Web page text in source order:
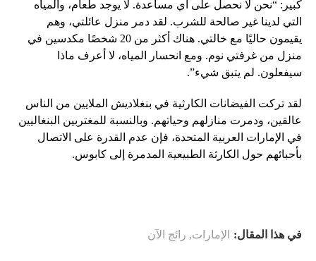
كبير: “نحن لا نحصل على أي مساعدة. لا يوجد طعام، والمياه
التي لدينا غير صالحة للشرب. لقد دمر منزل عائلتي، وهم
يقيمون حاليًا مع خالتي. هناك أكثر من 20 شخصًا مكدسين في
منزل من غرفتي نوم. ومع انحسار المياه، لا أعرف ماذا
سيفعلون. لم يتبق شيء”.
لقد تركت الفيضانات الكارثية في بنغلاديش الملايين من الناس
عالقين، ودمرت منازلهم وحياتهم. وبالنسبة للمغتربين البنغاليين
في الإمارات العربية المتحدة، فإن عدم القدرة على الاتصال
بأحبائهم حول الكارثة الطبيعية المدمرة إلى كابوس.
في هذا المقال: الإمارات, رائج الآن